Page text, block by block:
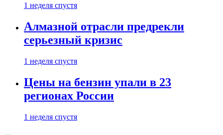
1 неделя спустя
Алмазной отрасли предрекли
серьезный кризис
1 неделя спустя
Цены на бензин упали в 23
регионах России
1 неделя спустя